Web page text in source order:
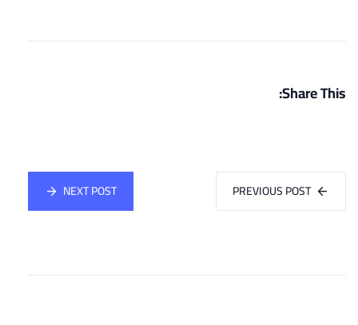
Share This:
PREVIOUS POST
NEXT POST